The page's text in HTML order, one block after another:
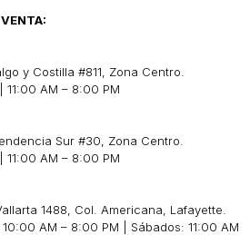
y Costilla #811, Zona Centro.
AM – 8:00 PM
Sur #30, Zona Centro.
AM – 8:00 PM
1488, Col. Americana, Lafayette.
AM – 8:00 PM | Sábados: 11:00 AM